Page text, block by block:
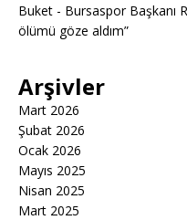
Buket - Bursaspor Başkanı
ölümü göze aldım”
Arşivler
Mart 2026
Şubat 2026
Ocak 2026
Mayıs 2025
Nisan 2025
Mart 2025